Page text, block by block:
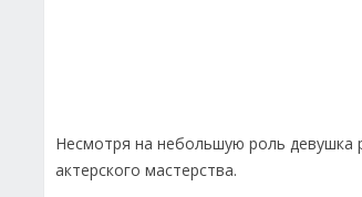
Несмотря на небольшую роль девушка
актерского мастерства.